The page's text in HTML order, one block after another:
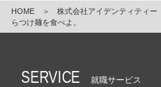
HOME ＞ 株式会社アイデンティティー
らつけ麺を食べよ。
SERVICE 就職サービス